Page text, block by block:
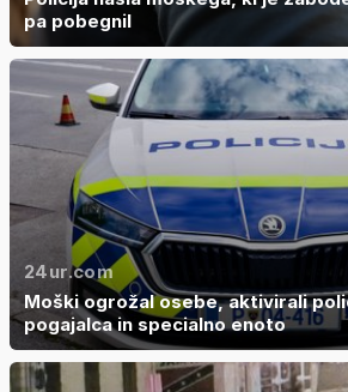
pa pobegnil
24ur.com
Moški ogrožal osebe, aktivirali
pogajalca in specialno enoto